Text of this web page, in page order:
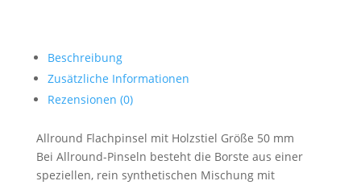
Beschreibung
Zusätzliche Informationen
Rezensionen (0)
Allround Flachpinsel mit Holzstiel Größe 50 mm
Bei Allround-Pinseln besteht die Borste aus einer
speziellen, rein synthetischen Mischung mit